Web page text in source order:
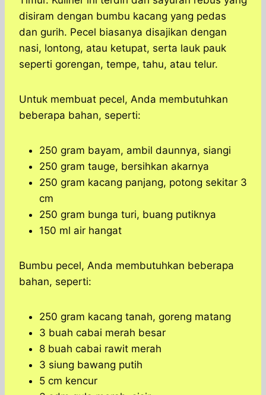
disiram dengan bumbu kacang yang pedas
dan gurih. Pecel biasanya disajikan dengan
nasi, lontong, atau ketupat, serta lauk pauk
seperti gorengan, tempe, tahu, atau telur.
Untuk membuat pecel, Anda membutuhkan
beberapa bahan, seperti:
250 gram bayam, ambil daunnya, siangi
250 gram tauge, bersihkan akarnya
250 gram kacang panjang, potong sekitar 3
cm
250 gram bunga turi, buang putiknya
150 ml air hangat
Bumbu pecel, Anda membutuhkan beberapa
bahan, seperti:
250 gram kacang tanah, goreng matang
3 buah cabai merah besar
8 buah cabai rawit merah
3 siung bawang putih
5 cm kencur